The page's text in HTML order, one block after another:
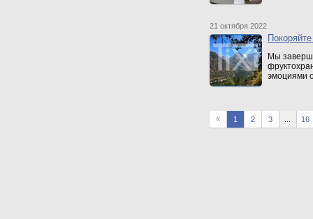
21 октября 2022
Мы
эмоциями
« 1 2 3 16